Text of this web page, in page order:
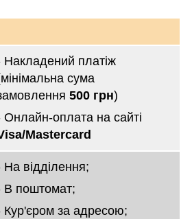
Накладений платіж
сума
500 грн)
Онлайн-оплата на сайті
Mastercard
На відділення;
В поштомат;
Кур'єром за адресою;